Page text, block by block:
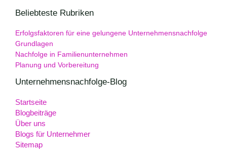
Beliebteste Rubriken
Erfolgsfaktoren für eine gelungene Unternehmensnachfolge
Grundlagen
Nachfolge in Familienunternehmen
Planung und Vorbereitung
Unternehmensnachfolge-Blog
Startseite
Blogbeiträge
Über uns
Blogs für Unternehmer
Sitemap